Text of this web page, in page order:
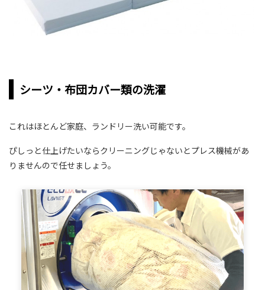
シーツ・布団カバー類の洗濯
これはほとんど家庭、ランドリー洗い可能です。
ぴしっと仕上げたいならクリーニングじゃないとプレス機械があ
りませんので任せましょう。